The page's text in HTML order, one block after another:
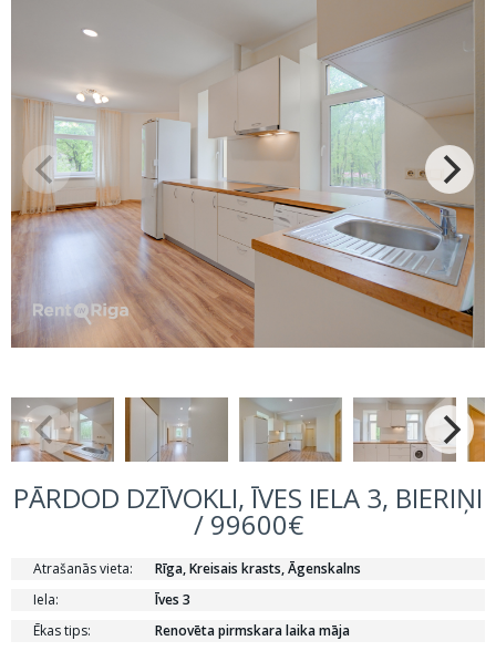
PĀRDOD DZĪVOKLI, ĪVES IELA 3, BIERIŅI
/ 99600€
Atrašanās vieta:
Rīga, Kreisais krasts, Āgenskalns
Iela:
Īves 3
Ēkas tips:
Renovēta pirmskara laika māja